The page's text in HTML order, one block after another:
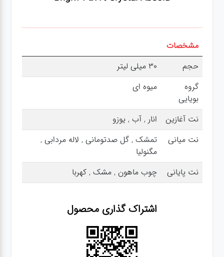
مشخصات
حجم
30 میلی لیتر
گروه
بویایی
میوه ای
نت آغازین
انار , آب , یوزو
نت میانی
تمشک , گل صدتومانی , لاله مردابی ,
مگنولیا
نت پایانی
چوب ماهون , مشک , کهربا
اشتراک گذاری محصول